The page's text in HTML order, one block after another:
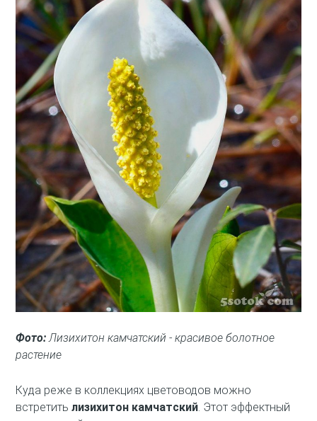
Фото:Лизихитон камчатский - красивое болотное
растение
Куда реже в коллекциях цветоводов можно
встретитьлизихитон камчатский. Этот эффектный